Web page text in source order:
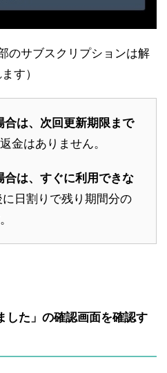
のサブスクリプションは解
す）
は、次回更新期限まで
金はありません。
は、すぐに利用できな
日割りで残り期間分の
した」の確認画面を確認す